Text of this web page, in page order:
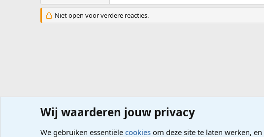
Niet open voor verdere reacties.
Forums Computerproblemen Besturingssysteem
Wij waarderen jouw privacy
We gebruiken essentiële cookies om deze site te laten werken,